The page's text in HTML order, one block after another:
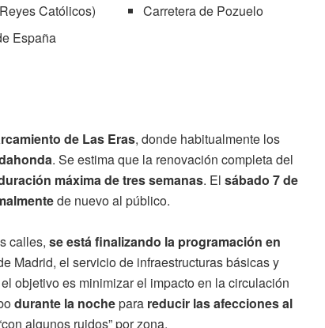
Católicos)
España
Carretera de Pozuelo
de Las Eras, donde habitualmente los
. Se estima que la renovación completa del
máxima de tres semanas. El sábado 7 de
de nuevo al público.
calles, se está finalizando la programación en
Madrid, el servicio de infraestructuras básicas y
objetivo es minimizar el impacto en la circulación
durante la nochepara reducir las afecciones al
algunos ruidos” por zona.